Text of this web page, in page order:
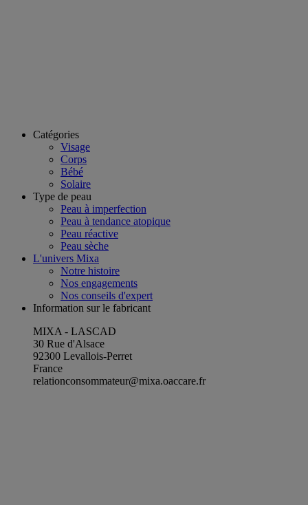
Catégories
Visage
Corps
Bébé
Solaire
Type de peau
Peau à imperfection
Peau à tendance atopique
Peau réactive
Peau sèche
L'univers Mixa
Notre histoire
Nos engagements
Nos conseils d'expert
Information sur le fabricant
MIXA - LASCAD
30 Rue d'Alsace
92300 Levallois-Perret
France
relationconsommateur@mixa.oaccare.fr